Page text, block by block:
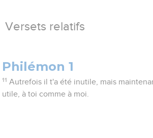
Versets relatifs
Philémon 1
11 Autrefois il t'a été inutile, mais
utile, à toi comme à moi.